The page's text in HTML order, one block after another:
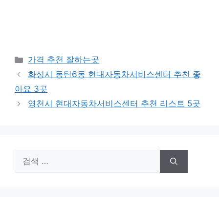
카
테
리
가격 추천 잘하는곳
화성시 동탄6동 현대자동차서비스센터 추천 좋
아요 3곳
영천시 현대자동차서비스센터 추천 리스트 5곳
색: